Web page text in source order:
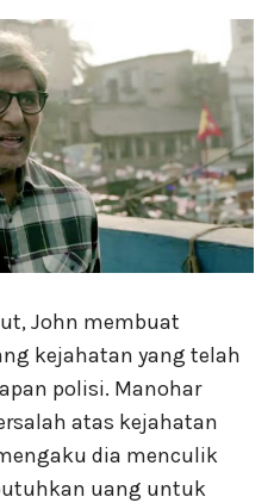
John membuat
kejahatan yang telah
polisi. Manohar
atas kejahatan
dia menculik
uang untuk